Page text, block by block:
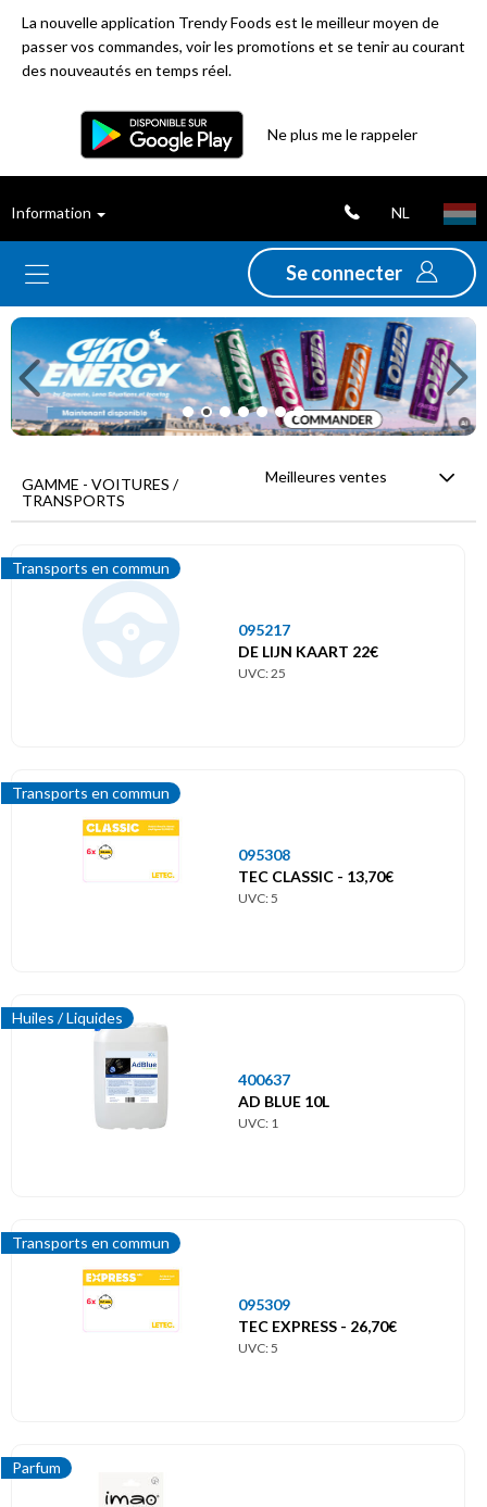
La nouvelle application Trendy Foods est le meilleur moyen de
passer vos commandes, voir les promotions et se tenir au courant
des nouveautés en temps réel.
Ne plus me le rappeler
Information NL
Se connecter
ventes
Nouveautés
Promotions
Déstockage
Menu
principal
/
Transports
Transports en commun
Previous
GAMME - VOITURES /
TRANSPORTS
Meilleures ventes
Transports en commun
095217
DE LIJN KAART 22€
UVC: 25
Transports en commun
095308
TEC CLASSIC - 13,70€
UVC: 5
Huiles / Liquides
400637
AD BLUE 10L
UVC: 1
Transports en commun
095309
TEC EXPRESS - 26,70€
UVC: 5
Parfum